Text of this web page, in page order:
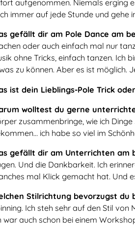
aufgenommen. Niemals erging
immer auf jede Stunde und gehe
gefällt dir am Pole Dance am
oder auch einfach mal nur
ohne Tricks, einfach tanzen. Ich
zu können. Aber es ist möglich.
ist dein Lieblings-Pole Trick
wolltest du gerne
zusammenbringe, wie ich
ich habe so viel im
gefällt dir am Unterrichten am
Und die Dankbarkeit. Ich
mal Klick gemacht hat. Und
Stilrichtung bevorzugst du
Ich steh sehr auf den Stil von
war auch schon bei einem